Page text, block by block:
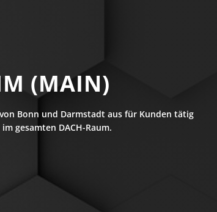
(MAIN)
Bonn und Darmstadt aus für Kunden tätig
gesamten DACH-Raum.